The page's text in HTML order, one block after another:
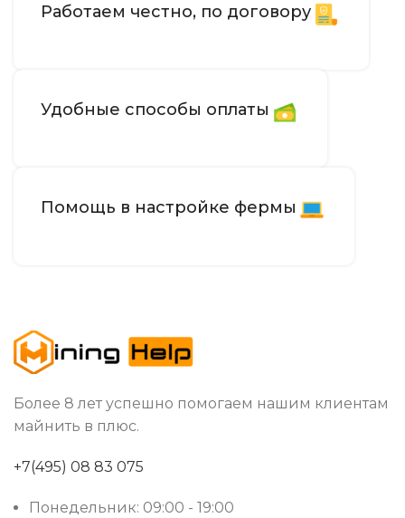
Работаем честно, по договору
Удобные способы оплаты
Помощь в настройке фермы
Более 8 лет успешно помогаем нашим клиентам
майнить в плюс.
+7(495) 08 83 075
Понедельник: 09:00 - 19:00